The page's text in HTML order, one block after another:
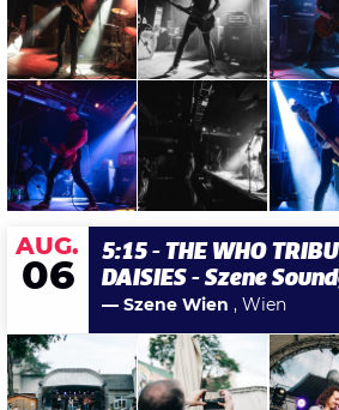
AUG.
06
5:15 - THE WHO
DAISIES - Szene
— Szene Wien , Wien